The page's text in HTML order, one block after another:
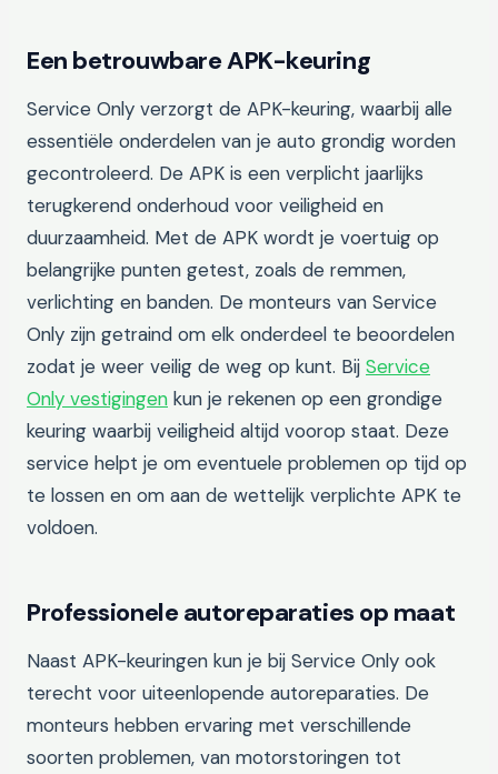
Een betrouwbare APK-keuring
Service Only verzorgt de APK-keuring, waarbij alle
essentiële onderdelen van je auto grondig worden
gecontroleerd. De APK is een verplicht jaarlijks
terugkerend onderhoud voor veiligheid en
duurzaamheid. Met de APK wordt je voertuig op
belangrijke punten getest, zoals de remmen,
verlichting en banden. De monteurs van Service
Only zijn getraind om elk onderdeel te beoordelen
zodat je weer veilig de weg op kunt. Bij Service
Only vestigingen kun je rekenen op een grondige
keuring waarbij veiligheid altijd voorop staat. Deze
service helpt je om eventuele problemen op tijd op
te lossen en om aan de wettelijk verplichte APK te
voldoen.
Professionele autoreparaties op maat
Naast APK-keuringen kun je bij Service Only ook
terecht voor uiteenlopende autoreparaties. De
monteurs hebben ervaring met verschillende
soorten problemen, van motorstoringen tot